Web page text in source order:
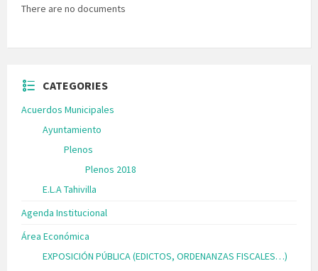
There are no documents
CATEGORIES
Acuerdos Municipales
Ayuntamiento
Plenos
Plenos 2018
E.L.A Tahivilla
Agenda Institucional
Área Económica
EXPOSICIÓN PÚBLICA (EDICTOS, ORDENANZAS FISCALES…)